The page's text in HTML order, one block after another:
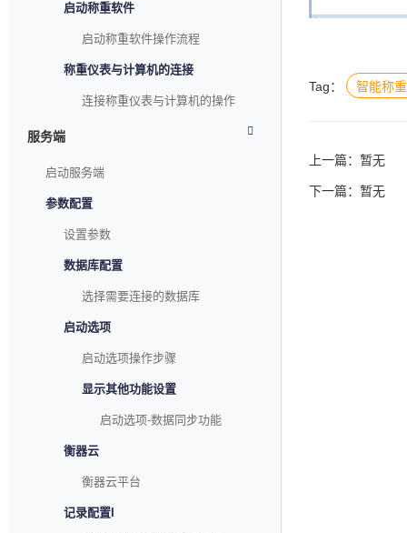
启动称重软件
启动称重软件操作流程
称重仪表与计算机的连接
连接称重仪表与计算机的操作
服务端
启动服务端
参数配置
设置参数
数据库配置
选择需要连接的数据库
启动选项
启动选项操作步骤
显示其他功能设置
启动选项-数据同步功能
衡器云
衡器云平台
记录配置I
Tag： 智能称
上一篇：暂无
下一篇：暂无